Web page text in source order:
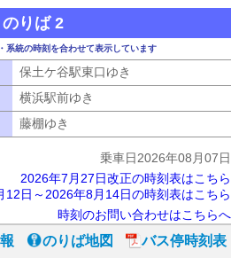
のりば 2
系統の時刻を合わせて表示しています
保土ケ谷駅東口ゆき
横浜駅前ゆき
藤棚ゆき
乗車日2026年08月07日
2026年7月27日改正の時刻表はこちら
12日～2026年8月14日の時刻表はこちら
時刻のお問い合わせはこちらへ
のりば地図
バス停時刻表